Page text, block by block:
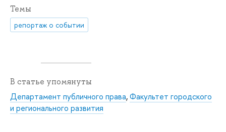
Темы
репортаж о событии
В статье упомянуты
Департамент публичного права,Факультет городского
и регионального развития